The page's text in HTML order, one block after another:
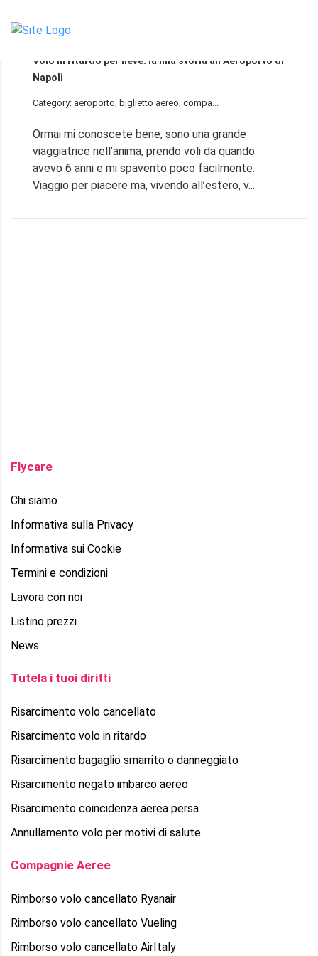
Volo in ritardo per neve: la mia storia all’Aeroporto di
Napoli
Category: aeroporto, biglietto aereo, compa...
Ormai mi conoscete bene, sono una grande
viaggiatrice nell’anima, prendo voli da quando
avevo 6 anni e mi spavento poco facilmente.
Viaggio per piacere ma, vivendo all’estero, v...
Flycare
Chi siamo
Informativa sulla Privacy
Informativa sui Cookie
Termini e condizioni
Lavora con noi
Listino prezzi
News
Tutela i tuoi diritti
Risarcimento volo cancellato
Risarcimento volo in ritardo
Risarcimento bagaglio smarrito o danneggiato
Risarcimento negato imbarco aereo
Risarcimento coincidenza aerea persa
Annullamento volo per motivi di salute
Compagnie Aeree
Rimborso volo cancellato Ryanair
Rimborso volo cancellato Vueling
Rimborso volo cancellato AirItaly